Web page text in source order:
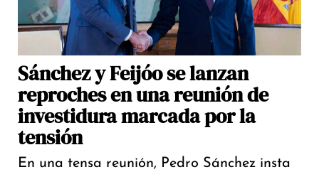
Sánchez y Feijóo se lanzan
reproches en una reunión de
investidura marcada por la
tensión
En una tensa reunión, Pedro Sánchez insta